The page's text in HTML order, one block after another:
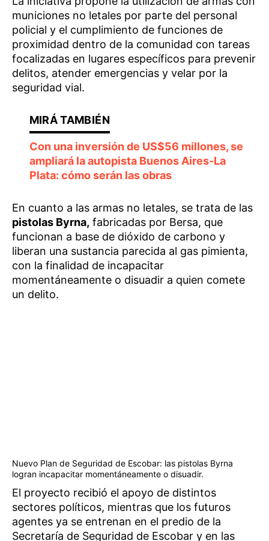
municiones no letales por parte del personal
policial y el cumplimiento de funciones de
proximidad dentro de la comunidad con tareas
focalizadas en lugares específicos para prevenir
delitos, atender emergencias y velar por la
seguridad vial.
Con una inversión de US$56 millones, se
ampliará la autopista Buenos Aires-La
Plata: cómo serán las obras
En cuanto a las armas no letales, se trata de las
pistolas Byrna, fabricadas por Bersa, que
funcionan a base de dióxido de carbono y
liberan una sustancia parecida al gas pimienta,
con la finalidad de incapacitar
momentáneamente o disuadir a quien comete
un delito.
Nuevo Plan de Seguridad de Escobar: las pistolas Byrna
logran incapacitar momentáneamente o disuadir.
El proyecto recibió el apoyo de distintos
sectores políticos, mientras que los futuros
agentes ya se entrenan en el predio de la
Secretaría de Seguridad de Escobar y en las